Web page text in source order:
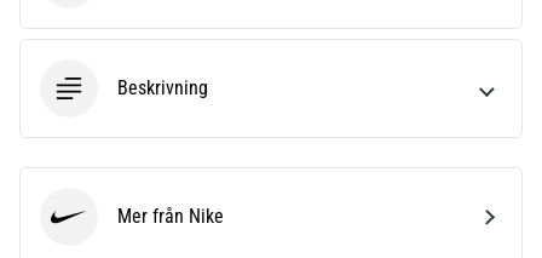
Beskrivning
Mer från Nike